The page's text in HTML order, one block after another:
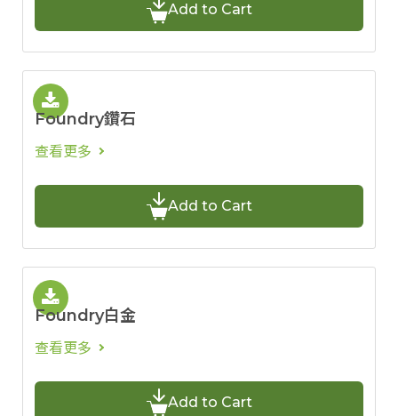
Add to Cart
Foundry鑽石
查看更多
Add to Cart
Foundry白金
查看更多
Add to Cart